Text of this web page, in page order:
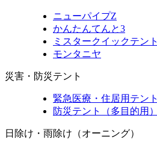
ニューパイプZ
かんたんてんと3
ミスタークイックテント
モンタニヤ
災害・防災テント
緊急医療・住居用テント
防災テント（多目的用）
日除け・雨除け（オーニング）